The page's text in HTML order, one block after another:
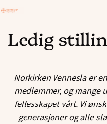
Hopp
Agder
Ledig
Norkirken Vennesla er
medlemmer, og mange
fellesskapet vårt. Vi
generasjoner og alle